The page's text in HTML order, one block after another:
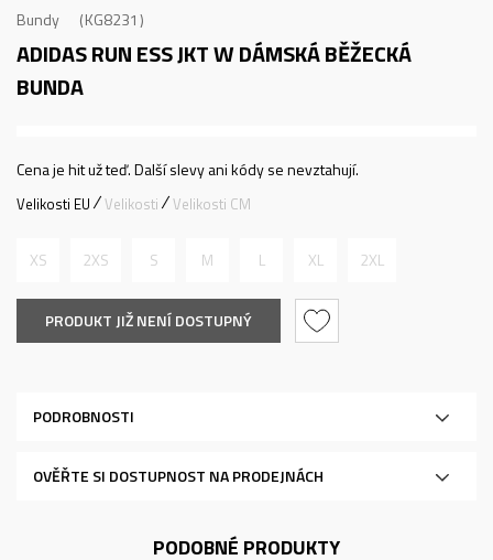
Bundy KG8231
ADIDAS RUN ESS JKT WDÁMSKÁ BĚŽECKÁ
BUNDA
Cena je hit už teď. Další slevy ani kódy se nevztahují.
Velikosti EU Velikosti Velikosti CM
XS 2XS S M L XL 2XL
PRODUKT JIŽ NENÍ DOSTUPNÝ
PODROBNOSTI
OVĚŘTE SI DOSTUPNOST NA PRODEJNÁCH
PODOBNÉ PRODUKTY